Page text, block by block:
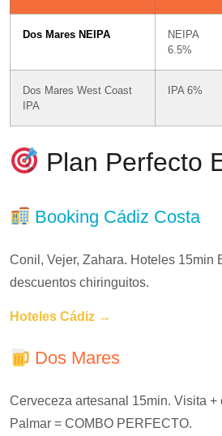
Dos Mares NEIPA
NEIPA
6.5%
Dos Mares West Coast
IPA
IPA 6%
Plan Perfecto
Booking Cádiz Costa
Conil, Vejer, Zahara. Hoteles 15min
descuentos chiringuitos.
Hoteles Cádiz →
Dos Mares
Cerveceza artesanal 15min. Visita +
Palmar = COMBO PERFECTO.